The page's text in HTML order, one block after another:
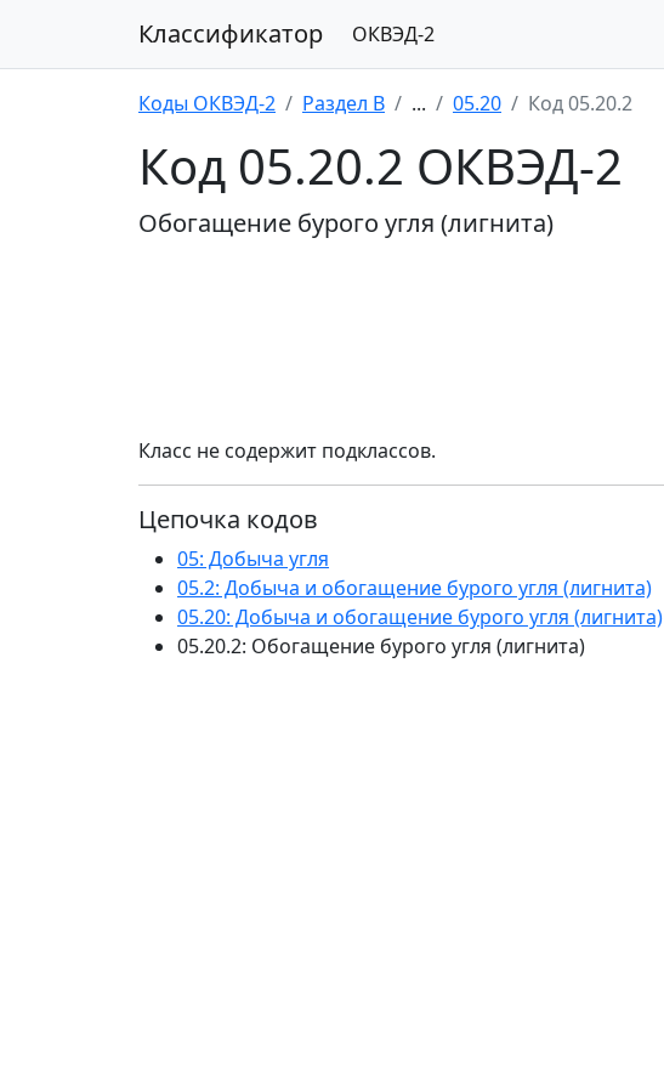
Классификатор ОКВЭД-2
Коды ОКВЭД-2 Раздел B ... 05.20 Код 05.20.2
Код 05.20.2 ОКВЭД-2
Обогащение бурого угля (лигнита)
Класс не содержит подклассов.
Цепочка кодов
05: Добыча угля
05.2: Добыча и обогащение бурого угля (лигнита)
05.20: Добыча и обогащение бурого угля (лигнита)
05.20.2: Обогащение бурого угля (лигнита)